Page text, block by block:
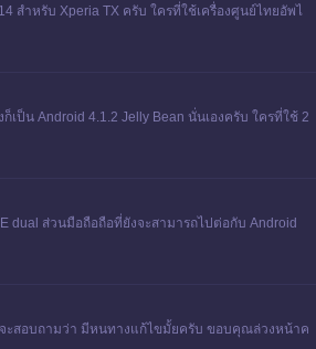
สำหรับ Xperia TX ครับ ใครที่ใช้เครื่องศูนย์ไทยอัพไ
ป็น Android 4.1.2 Jelly Bean นั่นเองครับ ใครที่ใช้ 2
dual ส่วนมือถือถือที่ยังจะสามารถไปต่อกับ Android
จะสอบถามว่า มีหนทางแก้ไขมั้ยครับ ขอบคุณล่วงหน้าค